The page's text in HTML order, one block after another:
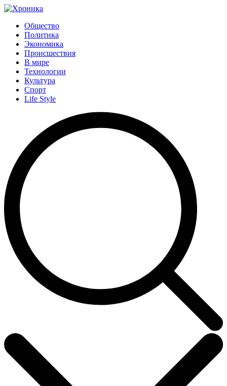
Общество
Политика
Экономика
Происшествия
В мире
Технологии
Культура
Спорт
Life Style